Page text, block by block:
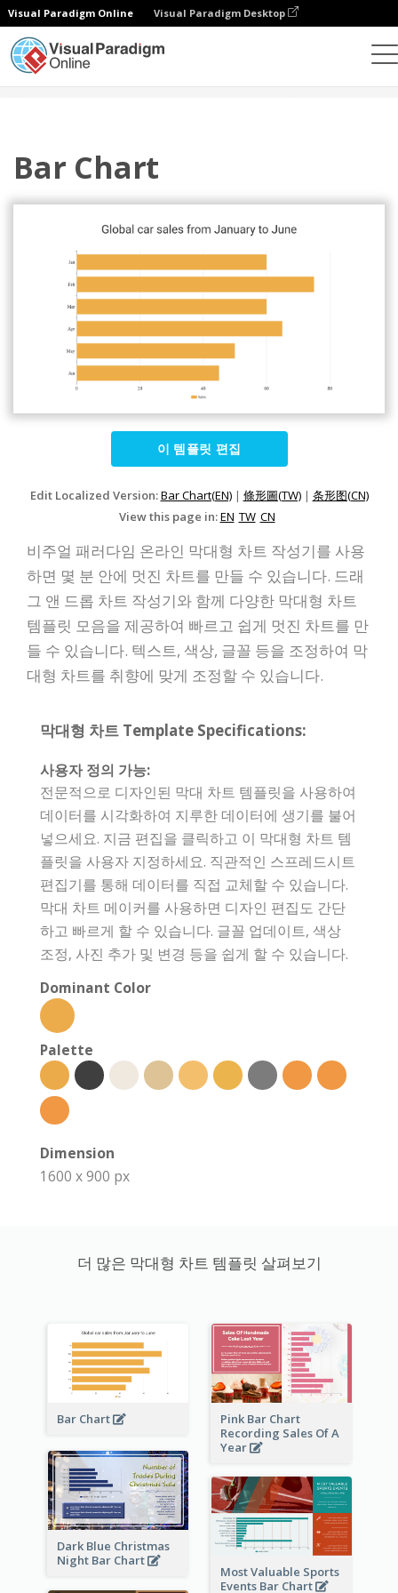
Visual Paradigm Online Visual Paradigm Desktop
Bar Chart
이 템플릿 편집
Edit Localized Version:Bar Chart(EN)| 條形圖(TW)| 条形图(CN)
View this page in:EN TW CN
비주얼 패러다임 온라인 막대형 차트 작성기를 사용
하면 몇 분 안에 멋진 차트를 만들 수 있습니다. 드래
그 앤 드롭 차트 작성기와 함께 다양한 막대형 차트
템플릿 모음을 제공하여 빠르고 쉽게 멋진 차트를 만
들 수 있습니다. 텍스트, 색상, 글꼴 등을 조정하여 막
대형 차트를 취향에 맞게 조정할 수 있습니다.
막대형 차트 Template Specifications:
사용자 정의 가능:
전문적으로 디자인된 막대 차트 템플릿을 사용하여
데이터를 시각화하여 지루한 데이터에 생기를 불어
넣으세요. 지금 편집을 클릭하고 이 막대형 차트 템
플릿을 사용자 지정하세요. 직관적인 스프레드시트
편집기를 통해 데이터를 직접 교체할 수 있습니다.
막대 차트 메이커를 사용하면 디자인 편집도 간단
하고 빠르게 할 수 있습니다. 글꼴 업데이트, 색상
조정, 사진 추가 및 변경 등을 쉽게 할 수 있습니다.
Dominant Color
Palette
Dimension
1600 x 900 px
더 많은 막대형 차트 템플릿 살펴보기
Bar Chart
Pink Bar Chart
Recording Sales Of A
Year
Dark Blue Christmas
Night Bar Chart
Most Valuable Sports
Events Bar Chart